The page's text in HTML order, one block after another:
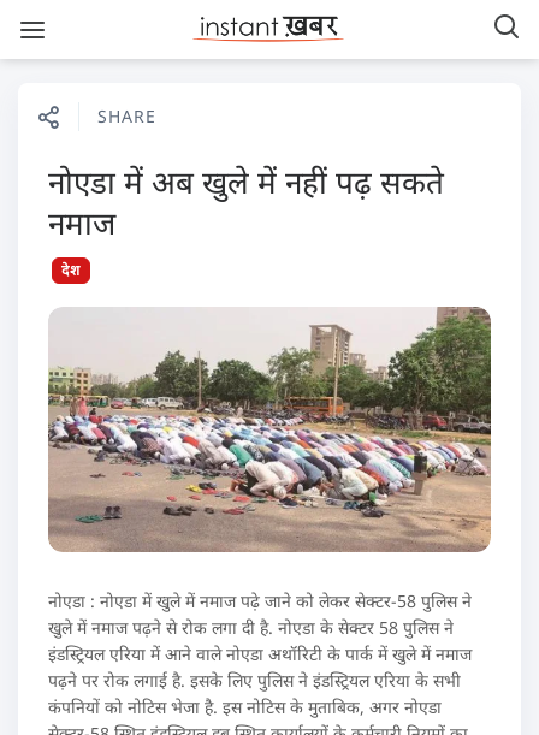
SHARE
नोएडा में अब खुले में नहीं पढ़ सकते
नमाज
देश
नोएडा : नोएडा में खुले में नमाज पढ़े जाने को लेकर सेक्टर-58 पुलिस ने
खुले में नमाज पढ़ने से रोक लगा दी है. नोएडा के सेक्टर 58 पुलिस ने
इंडस्ट्रियल एरिया में आने वाले नोएडा अथॉरिटी के पार्क में खुले में नमाज
पढ़ने पर रोक लगाई है. इसके लिए पुलिस ने इंडस्ट्रियल एरिया के सभी
कंपनियों को नोटिस भेजा है. इस नोटिस के मुताबिक, अगर नोएडा